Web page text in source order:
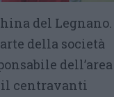
del Legnano.
della società
dell’area
il centravanti